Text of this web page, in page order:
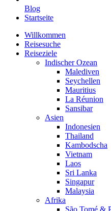
Blog
Startseite
Willkommen
Reisesuche
Reiseziele
Indischer Ozean
Malediven
Seychellen
Mauritius
La Réunion
Sansibar
Asien
Indonesien
Thailand
Kambodscha
Vietnam
Laos
Sri Lanka
Singapur
Malaysia
Afrika
São Tomé &